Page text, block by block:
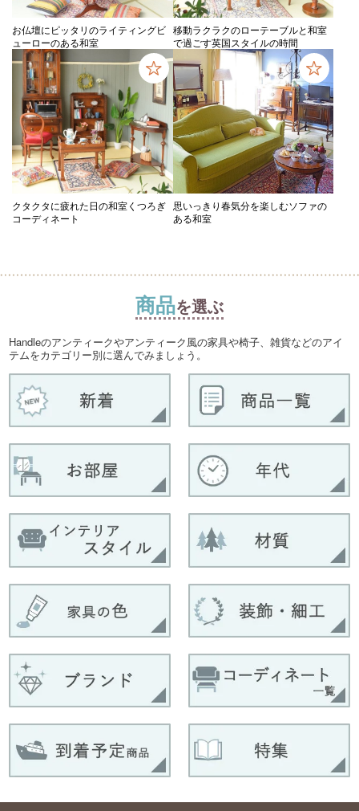
お仏壇にピッタリのライティングビ
ューローのある和室
移動ラクラクのローテーブルと和室
で過ごす英国スタイルの時間
クタクタに疲れた日の和室くつろぎ
コーディネート
思いっきり春気分を楽しむソファの
ある和室
商品を選ぶ
Handleのアンティークやアンティーク風の家具や椅子、雑貨などのアイ
テムをカテゴリー別に選んでみましょう。